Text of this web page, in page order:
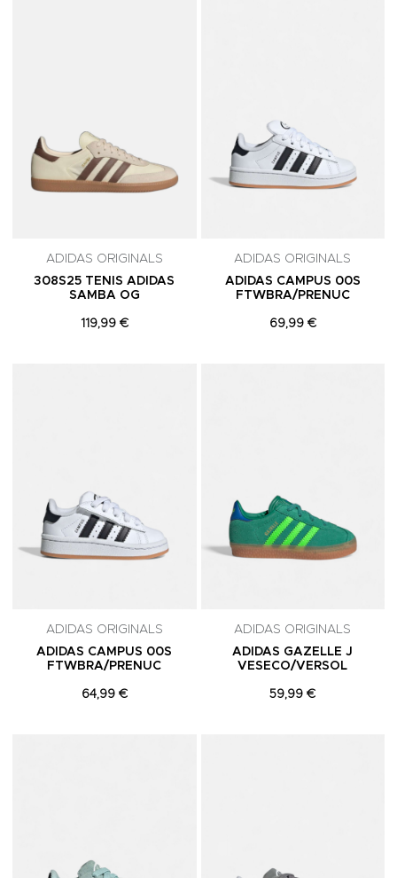
ADIDAS ORIGINALS
308S25 TENIS ADIDAS
SAMBA OG
119,99 €
ADIDAS ORIGINALS
ADIDAS CAMPUS 00S
FTWBRA/PRENUC
69,99 €
ADIDAS ORIGINALS
ADIDAS CAMPUS 00S
FTWBRA/PRENUC
64,99 €
ADIDAS ORIGINALS
ADIDAS GAZELLE J
VESECO/VERSOL
59,99 €